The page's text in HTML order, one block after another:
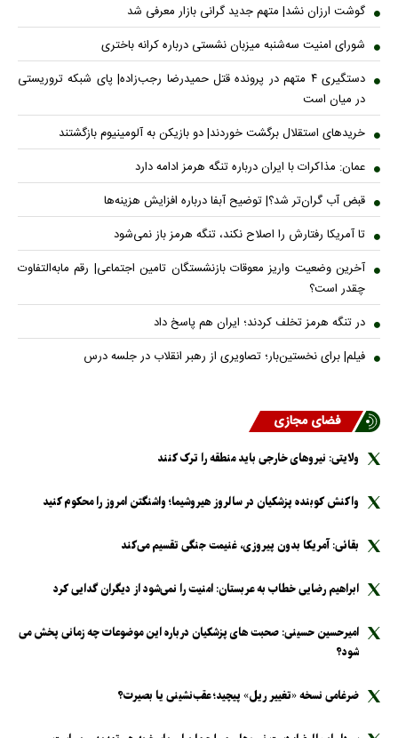
گوشت ارزان نشد| متهم جدید گرانی بازار معرفی شد
شورای امنیت سه‌شنبه میزبان نشستی درباره کرانه باختری
دستگیری ۴ متهم در پرونده قتل حمیدرضا رجب‌زاده| پای شبکه تروریستی
در میان است
خریدهای استقلال برگشت خوردند| دو بازیکن به آلومینیوم بازگشتند
عمان: مذاکرات با ایران درباره تنگه هرمز ادامه دارد
قبض آب گران‌تر شد؟| توضیح آبفا درباره افزایش هزینه‌ها
تا آمریکا رفتارش را اصلاح نکند، تنگه هرمز باز نمی‌شود
آخرین وضعیت واریز معوقات بازنشستگان تامین اجتماعی| رقم مابه‌التفاوت
چقدر است؟
در تنگه هرمز تخلف کردند؛ ایران هم پاسخ داد
فیلم| برای نخستین‌بار؛ تصاویری از رهبر انقلاب در جلسه درس
فضای مجازی
ولایتی: نیرو‌های خارجی باید منطقه را ترک کنند
واکنش کوبنده پزشکیان در سالروز هیروشیما؛ واشنگتن امروز را محکوم کنید
بقائی: آمریکا بدون پیروزی، غنیمت جنگی تقسیم می‌کند
ابراهیم رضایی خطاب به عربستان: امنیت را نمی‌شود از دیگران گدایی کرد
امیرحسین حسینی: صحبت های پزشکیان درباره این موضوعات چه زمانی پخش می
شود؟
ضرغامی نسخه «تغییر ریل» پیچید؛ عقب‌نشینی یا بصیرت؟